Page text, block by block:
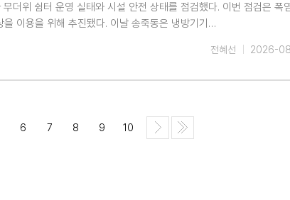
더위 쉼터 운영 실태와 시설 안전 상태를 점검했다. 이번 점검은 폭
이용을 위해 추진됐다. 이날 송죽동은 냉방기기…
2026-
전혜선
6 7 8 9 10